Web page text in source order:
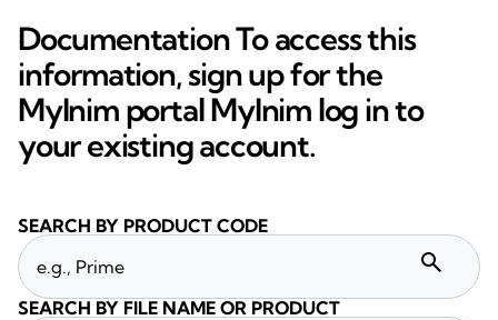
Documentation To access this
information, sign up for the
MyInim portal MyInim log in to
your existing account.
SEARCH BY PRODUCT CODE
search
SEARCH BY FILE NAME OR PRODUCT